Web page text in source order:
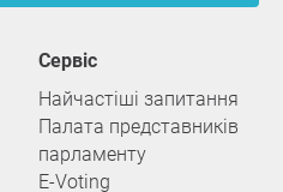
сервіс
Найчастіші запитання
Палата представників
парламенту
E-Voting